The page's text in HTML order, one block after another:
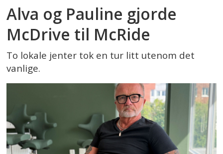
Alva og Pauline gjorde
McDrive til McRide
To lokale jenter tok en tur litt utenom det
vanlige.